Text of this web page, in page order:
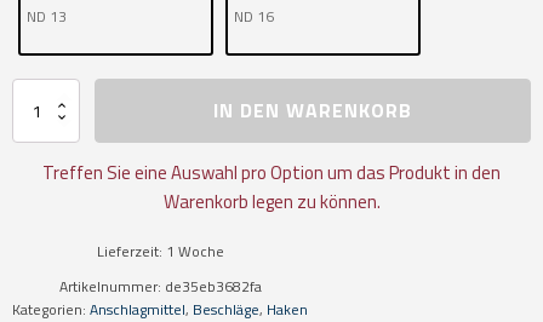
ND 13 ND 16
Übergroßer
Sicherheitslasthaken
Typ
KLHGWP
IN DEN WARENKORB
Treffen Sie eine Auswahl pro Option um das Produkt in den
Warenkorb legen zu können.
Lieferzeit: 1 Woche
Artikelnummer: de35eb3682fa
Kategorien: Anschlagmittel, Beschläge, Haken